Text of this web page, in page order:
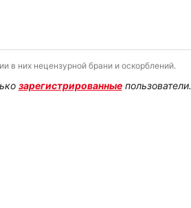
в них нецензурной брани и оскорблений.
зарегистрированныепользователи.